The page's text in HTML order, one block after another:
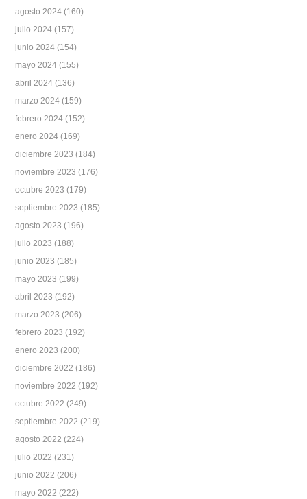
agosto 2024 (160)
julio 2024 (157)
junio 2024 (154)
mayo 2024 (155)
abril 2024 (136)
marzo 2024 (159)
febrero 2024 (152)
enero 2024 (169)
diciembre 2023 (184)
noviembre 2023 (176)
octubre 2023 (179)
septiembre 2023 (185)
agosto 2023 (196)
julio 2023 (188)
junio 2023 (185)
mayo 2023 (199)
abril 2023 (192)
marzo 2023 (206)
febrero 2023 (192)
enero 2023 (200)
diciembre 2022 (186)
noviembre 2022 (192)
octubre 2022 (249)
septiembre 2022 (219)
agosto 2022 (224)
julio 2022 (231)
junio 2022 (206)
mayo 2022 (222)